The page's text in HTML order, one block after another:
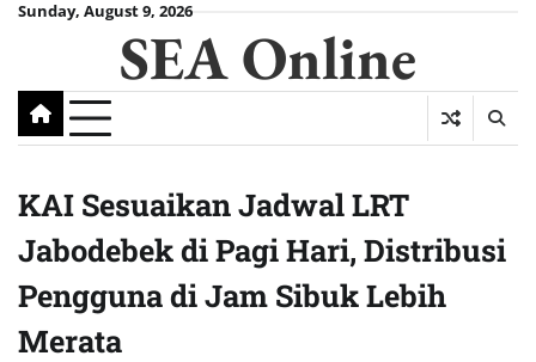
SkipSunday, August 9, 2026
SEA Online
KAI Sesuaikan Jadwal LRT
Jabodebek di Pagi Hari, Distribusi
Pengguna di Jam Sibuk Lebih
Merata